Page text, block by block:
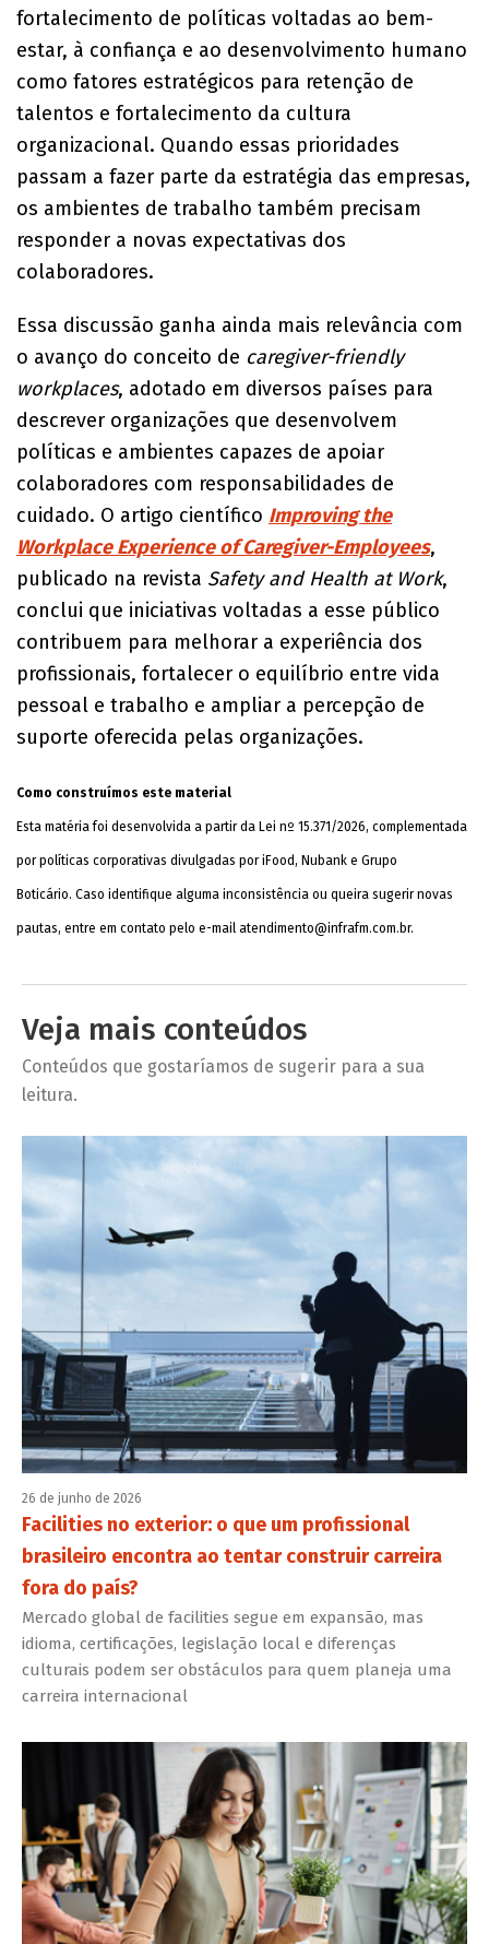
fortalecimento de políticas voltadas ao bem-
estar, à confiança e ao desenvolvimento humano
como fatores estratégicos para retenção de
talentos e fortalecimento da cultura
organizacional. Quando essas prioridades
passam a fazer parte da estratégia das empresas,
os ambientes de trabalho também precisam
responder a novas expectativas dos
colaboradores.
Essa discussão ganha ainda mais relevância com
o avanço do conceito de caregiver-friendly
workplaces, adotado em diversos países para
descrever organizações que desenvolvem
políticas e ambientes capazes de apoiar
colaboradores com responsabilidades de
cuidado. O artigo científico Improving the
Workplace Experience of Caregiver-Employees,
publicado na revista Safety and Health at Work,
conclui que iniciativas voltadas a esse público
contribuem para melhorar a experiência dos
profissionais, fortalecer o equilíbrio entre vida
pessoal e trabalho e ampliar a percepção de
suporte oferecida pelas organizações.
Como construímos este material
Esta matéria foi desenvolvida a partir da Lei nº 15.371/2026, complementada
por políticas corporativas divulgadas por iFood, Nubank e Grupo
Boticário. Caso identifique alguma inconsistência ou queira sugerir novas
pautas, entre em contato pelo e-mail atendimento@infrafm.com.br.
Veja mais conteúdos
Conteúdos que gostaríamos de sugerir para a sua
leitura.
26 de junho de 2026
Facilities no exterior: o que um profissional
brasileiro encontra ao tentar construir carreira
fora do país?
Mercado global de facilities segue em expansão, mas
idioma, certificações, legislação local e diferenças
culturais podem ser obstáculos para quem planeja uma
carreira internacional